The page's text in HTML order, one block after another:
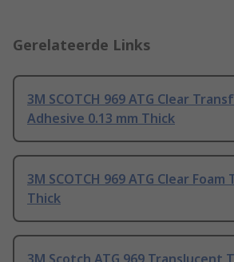
Gerelateerde Links
3M SCOTCH 969 ATG Clear
Adhesive 0.13 mm Thick
3M SCOTCH 969 ATG Clear Foam
Thick